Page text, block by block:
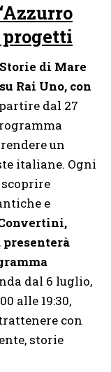
progetti
di Mare
Rai Uno, con
dal 27
un
italiane. Ogni
e
dal 6 luglio,
alle 19:30,
con
storie